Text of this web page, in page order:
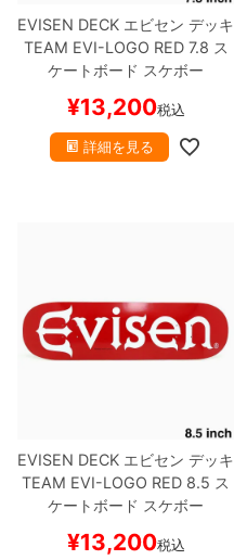
EVISEN DECK エビセン デッキ
TEAM EVI-LOGO RED 7.8 ス
ケートボード スケボー
¥13,200税込
詳細を見る
EVISEN DECK エビセン デッキ
TEAM EVI-LOGO RED 8.5 ス
ケートボード スケボー
¥13,200税込